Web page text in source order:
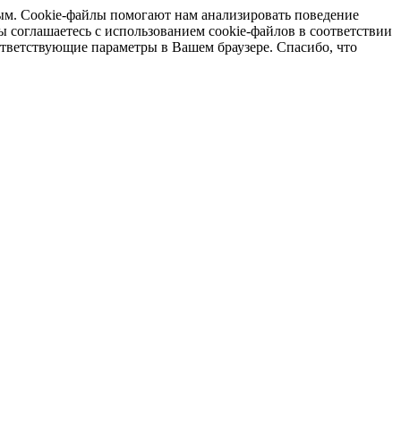
Cookie-файлы помогают нам анализировать поведение
с использованием cookie-файлов в соответствии
параметры в Вашем браузере. Спасибо, что